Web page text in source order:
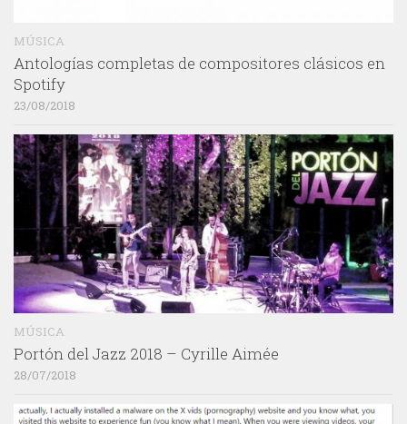
MÚSICA
Antologías completas de compositores clásicos en
Spotify
23/08/2018
MÚSICA
Portón del Jazz 2018 – Cyrille Aimée
28/07/2018